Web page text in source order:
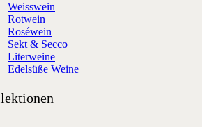
Weisswein
Rotwein
Roséwein
Sekt & Secco
Literweine
Edelsüße Weine